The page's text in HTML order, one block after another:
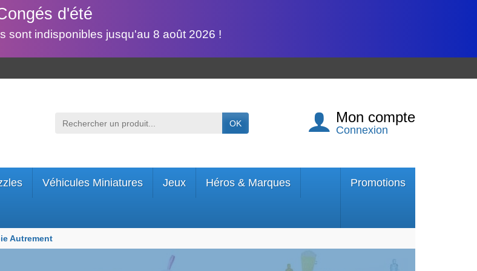
d'été
sont indisponibles jusqu'au 8 août 2026 !
OK Mon compte
Connexion
Véhicules Miniatures Jeux Héros & Marques Promotions
Autrement